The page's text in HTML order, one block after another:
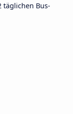
täglichen Bus-